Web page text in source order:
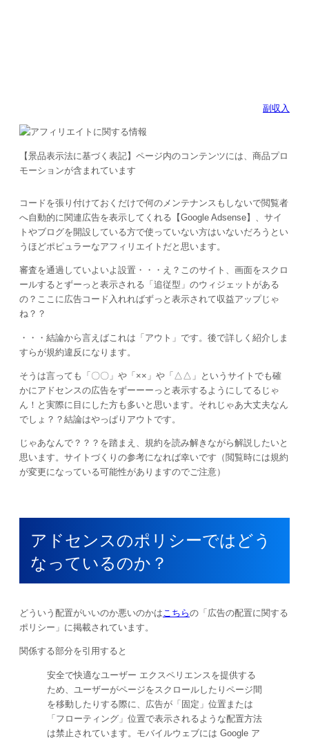
副収入
【景品表示法に基づく表記】ページ内のコンテンツには、商品プロ
モーションが含まれています
コードを張り付けておくだけで何のメンテナンスもしないで閲覧者
へ自動的に関連広告を表示してくれる【Google Adsense】、サイ
トやブログを開設している方で使っていない方はいないだろうとい
うほどポピュラーなアフィリエイトだと思います。
審査を通過していよいよ設置・・・え？このサイト、画面をスクロ
ールするとずーっと表示される「追従型」のウィジェットがある
の？ここに広告コード入れればずっと表示されて収益アップじゃ
ね？？
・・・結論から言えばこれは「アウト」です。後で詳しく紹介しま
すらが規約違反になります。
そうは言っても「〇〇」や「××」や「△△」というサイトでも確
かにアドセンスの広告をずーーーっと表示するようにしてるじゃ
ん！と実際に目にした方も多いと思います。それじゃあ大丈夫なん
でしょ？？結論はやっぱりアウトです。
じゃあなんで？？？を踏まえ、規約を読み解きながら解説したいと
思います。サイトづくりの参考になれば幸いです（閲覧時には規約
が変更になっている可能性がありますのでご注意）
アドセンスのポリシーではどう
なっているのか？
どういう配置がいいのか悪いのかはこちらの「広告の配置に関する
ポリシー」に掲載されています。
関係する部分を引用すると
安全で快適なユーザー エクスペリエンスを提供する
ため、ユーザーがページをスクロールしたりページ間
を移動したりする際に、広告が「固定」位置または
「フローティング」位置で表示されるような配置方法
は禁止されています。モバイルウェブには Google ア